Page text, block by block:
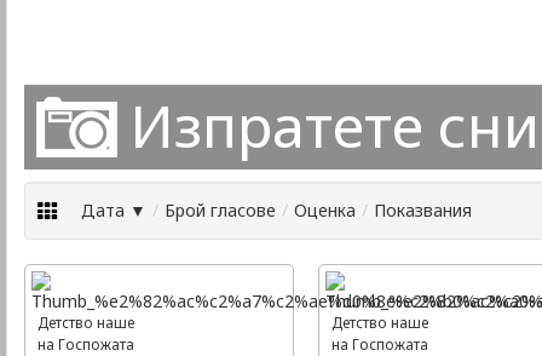
Изпратете
Дата ▼ / Брой гласове / Оценка / Показвания
Детство наше
на Госпожата
Детство наше
на Госпожата